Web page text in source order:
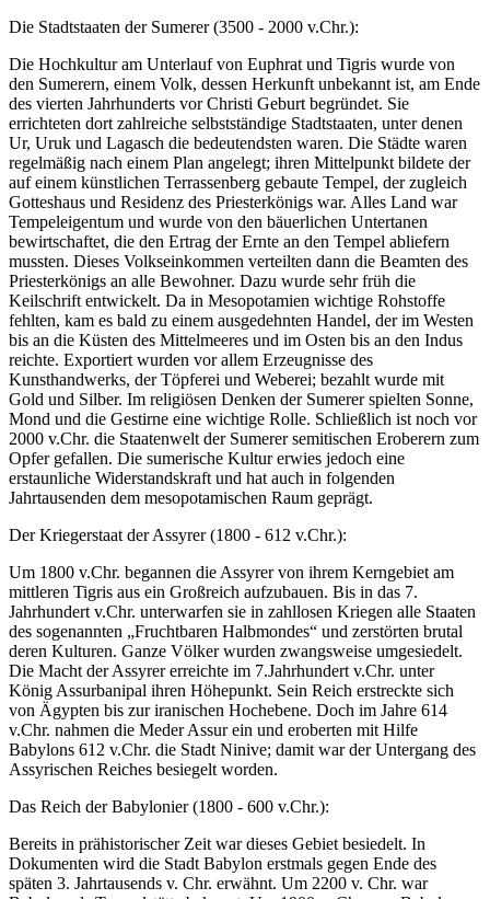
Die Stadtstaaten der Sumerer (3500 - 2000 v.Chr.):
Die Hochkultur am Unterlauf von Euphrat und Tigris wurde von
den Sumerern, einem Volk, dessen Herkunft unbekannt ist, am Ende
des vierten Jahrhunderts vor Christi Geburt begründet. Sie
errichteten dort zahlreiche selbstständige Stadtstaaten, unter denen
Ur, Uruk und Lagasch die bedeutendsten waren. Die Städte waren
regelmäßig nach einem Plan angelegt; ihren Mittelpunkt bildete der
auf einem künstlichen Terrassenberg gebaute Tempel, der zugleich
Gotteshaus und Residenz des Priesterkönigs war. Alles Land war
Tempeleigentum und wurde von den bäuerlichen Untertanen
bewirtschaftet, die den Ertrag der Ernte an den Tempel abliefern
mussten. Dieses Volkseinkommen verteilten dann die Beamten des
Priesterkönigs an alle Bewohner. Dazu wurde sehr früh die
Keilschrift entwickelt. Da in Mesopotamien wichtige Rohstoffe
fehlten, kam es bald zu einem ausgedehnten Handel, der im Westen
bis an die Küsten des Mittelmeeres und im Osten bis an den Indus
reichte. Exportiert wurden vor allem Erzeugnisse des
Kunsthandwerks, der Töpferei und Weberei; bezahlt wurde mit
Gold und Silber. Im religiösen Denken der Sumerer spielten Sonne,
Mond und die Gestirne eine wichtige Rolle. Schließlich ist noch vor
2000 v.Chr. die Staatenwelt der Sumerer semitischen Eroberern zum
Opfer gefallen. Die sumerische Kultur erwies jedoch eine
erstaunliche Widerstandskraft und hat auch in folgenden
Jahrtausenden dem mesopotamischen Raum geprägt.
Der Kriegerstaat der Assyrer (1800 - 612 v.Chr.):
Um 1800 v.Chr. begannen die Assyrer von ihrem Kerngebiet am
mittleren Tigris aus ein Großreich aufzubauen. Bis in das 7.
Jahrhundert v.Chr. unterwarfen sie in zahllosen Kriegen alle Staaten
des sogenannten „Fruchtbaren Halbmondes“ und zerstörten brutal
deren Kulturen. Ganze Völker wurden zwangsweise umgesiedelt.
Die Macht der Assyrer erreichte im 7.Jahrhundert v.Chr. unter
König Assurbanipal ihren Höhepunkt. Sein Reich erstreckte sich
von Ägypten bis zur iranischen Hochebene. Doch im Jahre 614
v.Chr. nahmen die Meder Assur ein und eroberten mit Hilfe
Babylons 612 v.Chr. die Stadt Ninive; damit war der Untergang des
Assyrischen Reiches besiegelt worden.
Das Reich der Babylonier (1800 - 600 v.Chr.):
Bereits in prähistorischer Zeit war dieses Gebiet besiedelt. In
Dokumenten wird die Stadt Babylon erstmals gegen Ende des
späten 3. Jahrtausends v. Chr. erwähnt. Um 2200 v. Chr. war